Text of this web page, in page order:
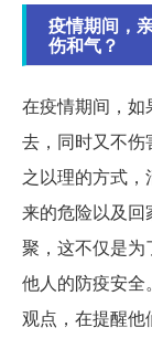
疫情期间，
伤和气？
在疫情期间，
去，同时又不
之以理的方式
来的危险以及
聚，这不仅是
他人的防疫安
观点，在提醒